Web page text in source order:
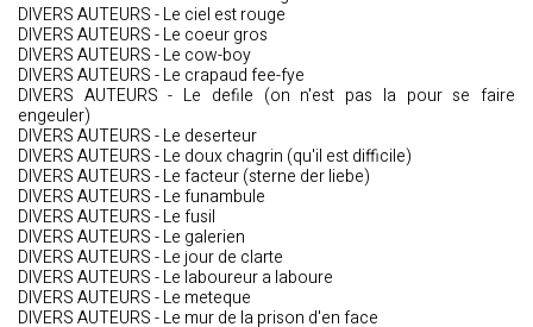
DIVERS AUTEURS - Le ciel est rouge
DIVERS AUTEURS - Le coeur gros
DIVERS AUTEURS - Le cow-boy
DIVERS AUTEURS - Le crapaud fee-fye
DIVERS AUTEURS - Le defile (on n'est pas la pour se faire
engeuler)
DIVERS AUTEURS - Le deserteur
DIVERS AUTEURS - Le doux chagrin (qu'il est difficile)
DIVERS AUTEURS - Le facteur (sterne der liebe)
DIVERS AUTEURS - Le funambule
DIVERS AUTEURS - Le fusil
DIVERS AUTEURS - Le galerien
DIVERS AUTEURS - Le jour de clarte
DIVERS AUTEURS - Le laboureur a laboure
DIVERS AUTEURS - Le meteque
DIVERS AUTEURS - Le mur de la prison d'en face